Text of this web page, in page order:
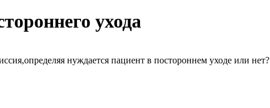
ухода
нуждается пациент в постороннем уходе или нет?